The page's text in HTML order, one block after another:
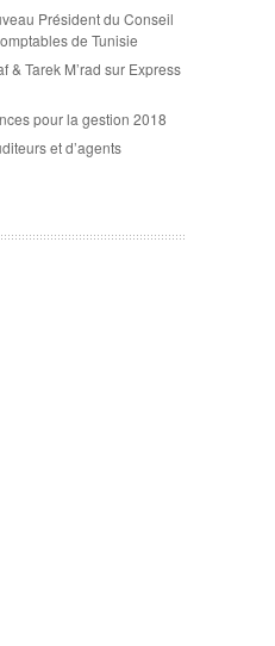
Président du Conseil
de Tunisie
& Tarek M’rad sur Express
pour la gestion 2018
et d’agents